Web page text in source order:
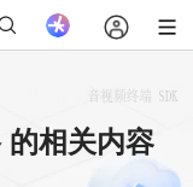
相关内容